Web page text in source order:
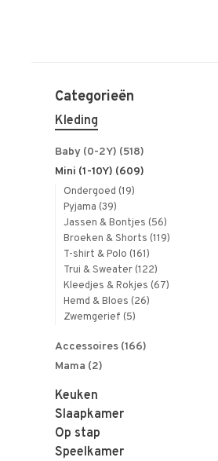
Categorieën
Kleding
Baby (0-2Y) (518)
Mini (1-10Y) (609)
Ondergoed (19)
Pyjama (39)
Jassen & Bontjes (56)
Broeken & Shorts (119)
T-shirt & Polo (161)
Trui & Sweater (122)
Kleedjes & Rokjes (67)
Hemd & Bloes (26)
Zwemgerief (5)
Accessoires (166)
Mama (2)
Keuken
Slaapkamer
Op stap
Speelkamer